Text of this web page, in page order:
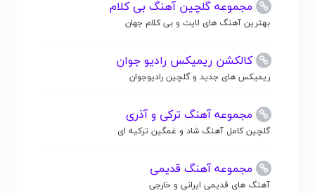
مجموعه گلچین آهنگ بی کلام
بهترین آهنگ های لایت و بی کلام جهان
کالکشن ریمیکس رادیو جوان
ریمیکس های جدید و گلچین رادیوجوان
مجموعه آهنگ ترکی و آذری
گلچین کامل آهنگ شاد و غمگین ترکیه ای
مجموعه آهنگ قدیمی
آهنگ های قدیمی ایرانی و خارجی